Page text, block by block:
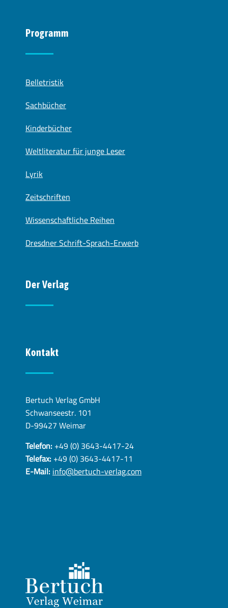
Programm
Belletristik
Sachbücher
Kinderbücher
Weltliteratur für junge Leser
Lyrik
Zeitschriften
Wissenschaftliche Reihen
Dresdner Schrift-Sprach-Erwerb
Der Verlag
Kontakt
Bertuch Verlag GmbH
Schwanseestr. 101
D-99427 Weimar
Telefon:+49 (0) 3643-4417-24
Telefax:+49 (0) 3643-4417-11
E-Mail:info@bertuch-verlag.com